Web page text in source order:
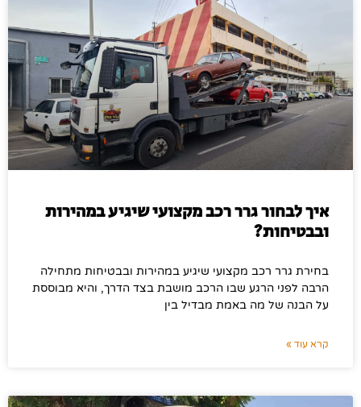
איך לבחור גרר רכב מקצועי שיגיע במהירות
ובבטיחות?
בחירת גרר רכב מקצועי שיגיע במהירות ובבטיחות מתחילה
הרבה לפני הרגע שבו הרכב מושבת בצד הדרך, והיא מבוססת
על הבנה של מה באמת מבדיל בין
קרא עוד »